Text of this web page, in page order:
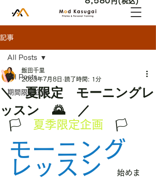
記事
All Posts
期間限定企画
All Posts
＼ 夏限定 モーニングレ
ッスン 🌄 ／
飯田千里
2023年7月8日 読了時間: 1分
🏳 夏季限定企画 🏳
モーニング
レッスン
始めま